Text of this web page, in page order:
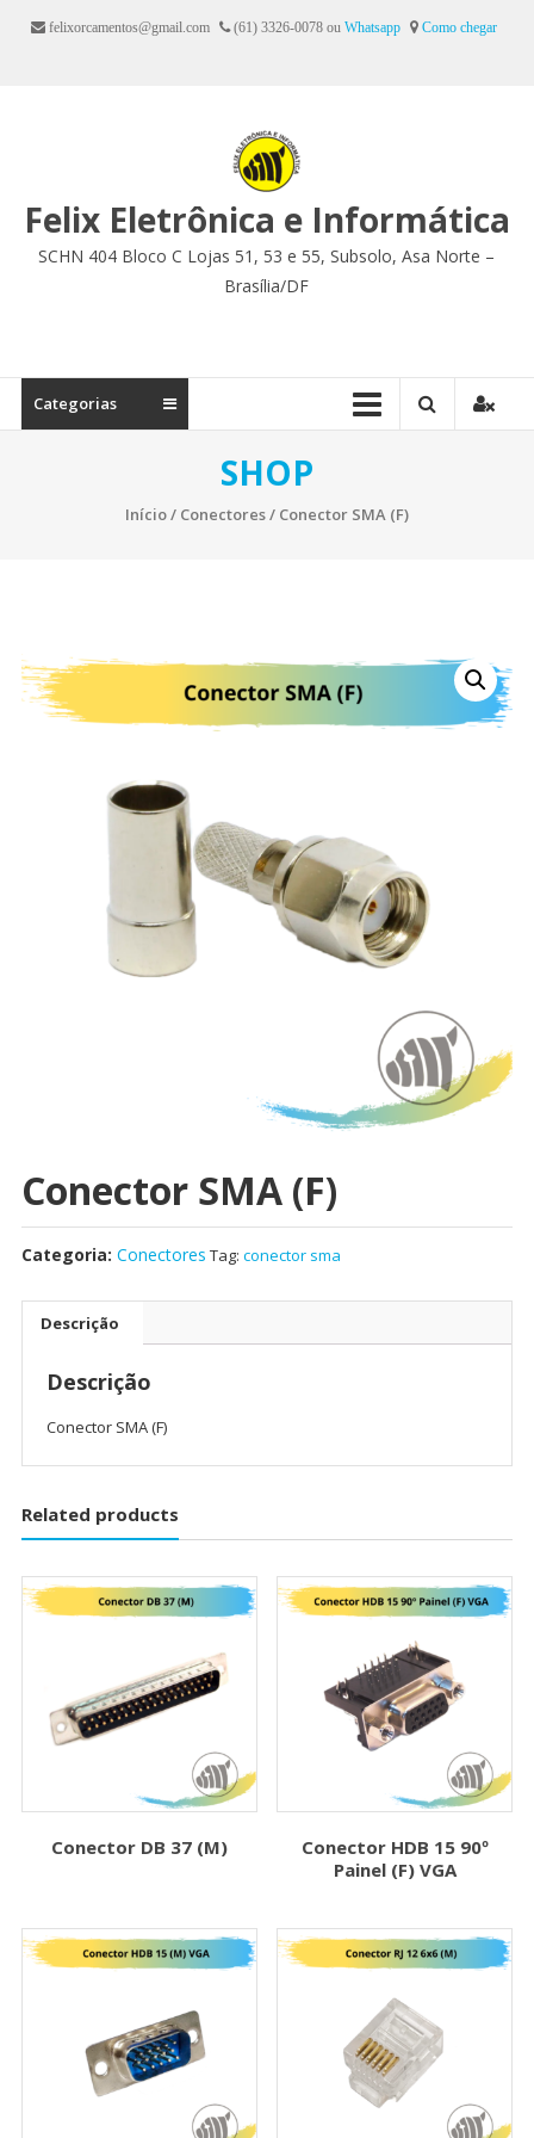
para
felixorcamentos@gmail.com (61) 3326-0078 ou Whatsapp Como chegar
Felix Eletrônica e Informática
SCHN 404 Bloco C Lojas 51, 53 e 55, Subsolo, Asa Norte –
Brasília/DF
Categorias
SHOP
Início/ Conectores/ Conector SMA (F)
Conector SMA (F)
Categoria: Conectores Tag: conector sma
Descrição
Descrição
Conector SMA (F)
Related products
Conector DB 37 (M)
Conector HDB 15 90º
Painel (F) VGA